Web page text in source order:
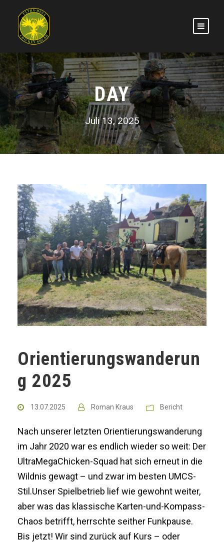
DAY
Juli 13, 2025
Orientierungswanderun
g 2025
13.07.2025 Roman Kraus Bericht
Nach unserer letzten Orientierungswanderung
im Jahr 2020 war es endlich wieder so weit: Der
UltraMegaChicken-Squad hat sich erneut in die
Wildnis gewagt – und zwar im besten UMCS-
Stil.Unser Spielbetrieb lief wie gewohnt weiter,
aber was das klassische Karten-und-Kompass-
Chaos betrifft, herrschte seither Funkpause.
Bis jetzt! Wir sind zurück auf Kurs – oder